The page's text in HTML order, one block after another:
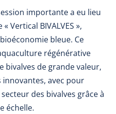
importante a eu lieu
Vertical BIVALVES »,
bleue. Ce
régénérative
bivalves de grande valeur,
avec pour
des bivalves grâce à
échelle.